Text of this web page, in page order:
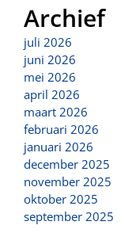
Archief
juli 2026
juni 2026
mei 2026
april 2026
maart 2026
februari 2026
januari 2026
december 2025
november 2025
oktober 2025
september 2025